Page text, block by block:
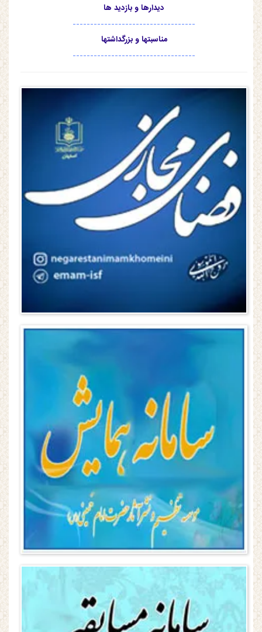
دیدارها و بازدید ها
-----------------------------------
مناسبتها و بزرگداشتها
-----------------------------------